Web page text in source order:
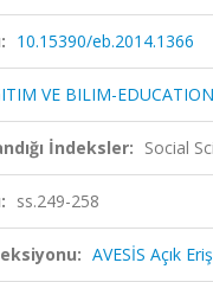
10.15390/eb.2014.1366
VE BILIM-
İndeksler: Social
ss.249-258
AVESİS Açık